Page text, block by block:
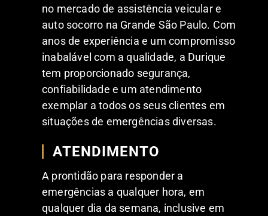
no mercado de assistência veicular e
auto socorro na Grande São Paulo. Com
anos de experiência e um compromisso
inabalável com a qualidade, a Durique
tem proporcionado segurança,
confiabilidade e um atendimento
exemplar a todos os seus clientes em
situações de emergências diversas.
ATENDIMENTO
A prontidão para responder a
emergências a qualquer hora, em
qualquer dia da semana, inclusive em